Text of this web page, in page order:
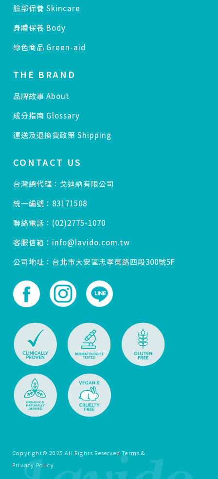
臉部保養 Skincare
身體保養 Body
綠色商品 Green-aid
THE BRAND
品牌故事 About
成分指南 Glossary
運送及退換貨政策 Shipping
CONTACT US
台灣總代理：戈迪納有限公司
統一編號：83171508
聯絡電話：(02)2775-1070
客服信箱：info@lavido.com.tw
公司地址：台北市大安區忠孝東路四段300號5F
Copyright© 2025 All Rights Reserved Terms &
Privacy Policy